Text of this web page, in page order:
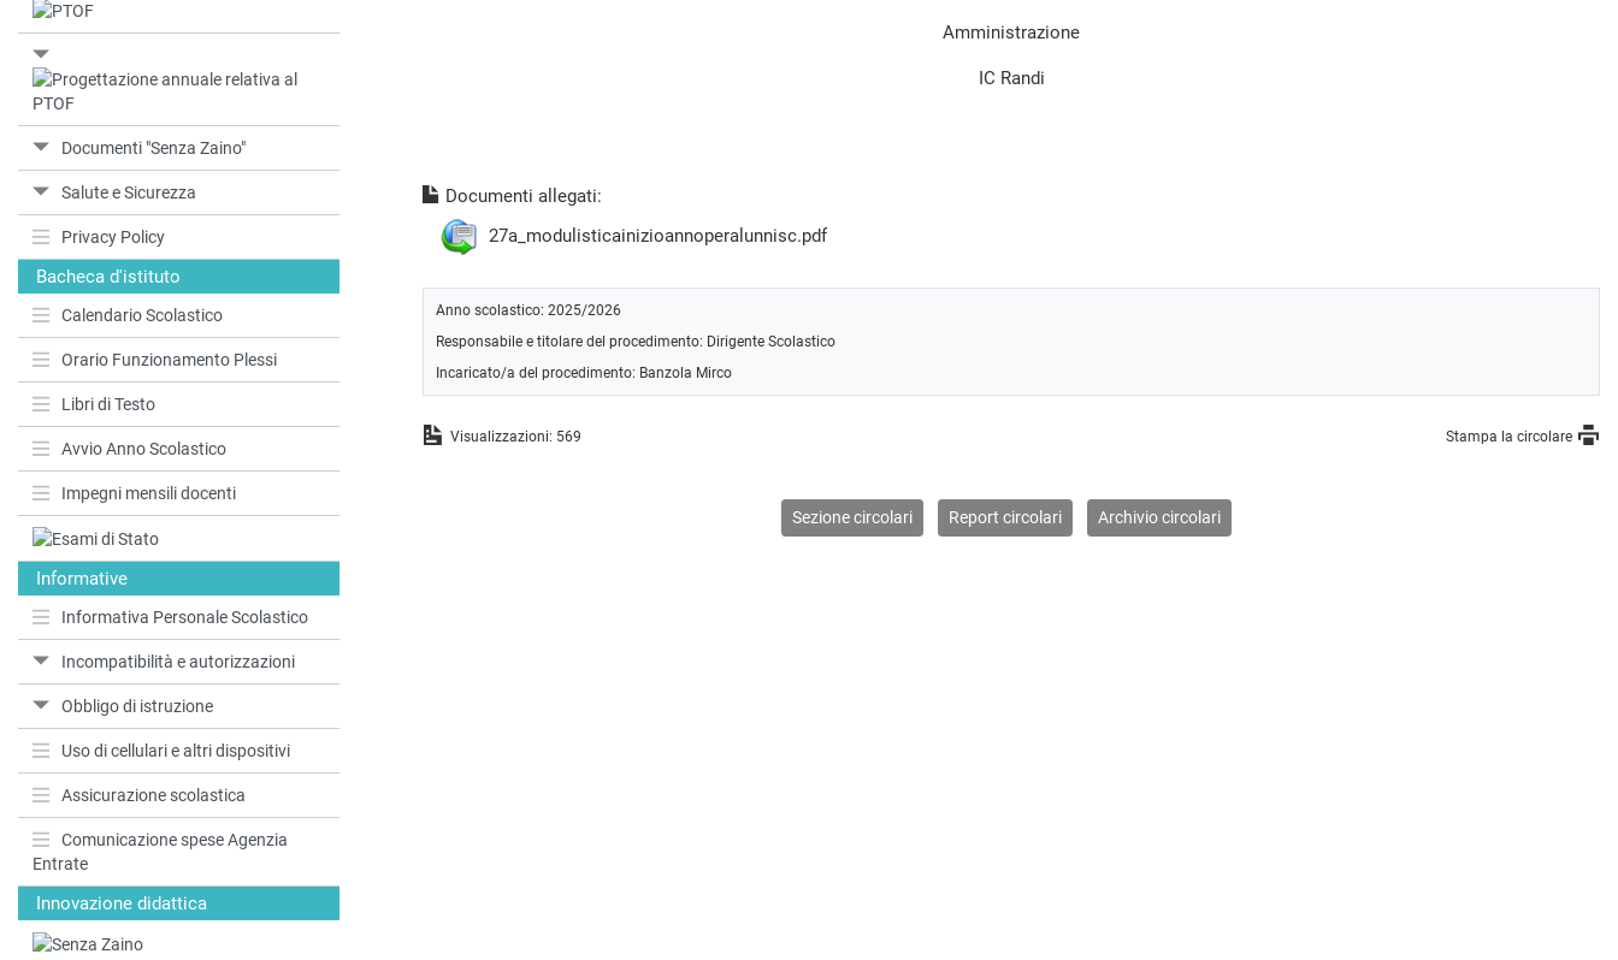
Documenti "Senza Zaino"
Salute e Sicurezza
Privacy Policy
Bacheca d'istituto
Calendario Scolastico
Orario Funzionamento Plessi
Libri di Testo
Avvio Anno Scolastico
Impegni mensili docenti
Informative
Informativa Personale Scolastico
Incompatibilità e autorizzazioni
Obbligo di istruzione
Uso di cellulari e altri dispositivi
Assicurazione scolastica
Comunicazione spese Agenzia
Entrate
Innovazione didattica
Amministrazione
IC Randi
Documenti allegati:
27a_modulisticainizioannoperalunnisc.pdf
Anno scolastico: 2025/2026
Responsabile e titolare del procedimento: Dirigente Scolastico
Incaricato/a del procedimento: Banzola Mirco
Visualizzazioni: 569 Stampa la circolare
Sezione circolari Report circolari Archivio circolari